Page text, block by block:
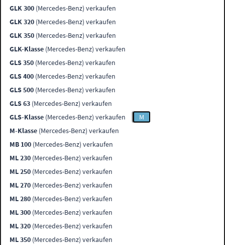
GLK 300 (Mercedes-Benz) verkaufen
GLK 320 (Mercedes-Benz) verkaufen
GLK 350 (Mercedes-Benz) verkaufen
GLK-Klasse (Mercedes-Benz) verkaufen
GLS 350 (Mercedes-Benz) verkaufen
GLS 400 (Mercedes-Benz) verkaufen
GLS 500 (Mercedes-Benz) verkaufen
GLS 63 (Mercedes-Benz) verkaufen
GLS-Klasse (Mercedes-Benz) verkaufen
M
M-Klasse (Mercedes-Benz) verkaufen
MB 100 (Mercedes-Benz) verkaufen
ML 230 (Mercedes-Benz) verkaufen
ML 250 (Mercedes-Benz) verkaufen
ML 270 (Mercedes-Benz) verkaufen
ML 280 (Mercedes-Benz) verkaufen
ML 300 (Mercedes-Benz) verkaufen
ML 320 (Mercedes-Benz) verkaufen
ML 350 (Mercedes-Benz) verkaufen